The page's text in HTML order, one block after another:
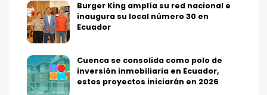
Burger King amplía su red nacional e
inaugura su local número 30 en
Ecuador
Cuenca se consolida como polo de
inversión inmobiliaria en Ecuador,
estos proyectos iniciarán en 2026